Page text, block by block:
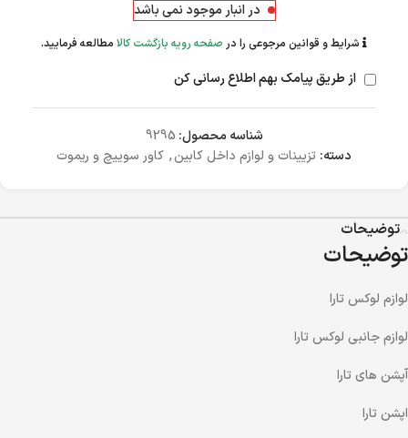
در انبار موجود نمی باشد
شرایط و قوانین مرجوعی را در صفحه رویه بازگشت کالا مطالعه فرمایید.
از طریق پیامک بهم اطلاع رسانی کن
شناسه محصول: 9295
دسته: تزیینات و لوازم داخل کابین, کاور سوییچ و ریموت
توضیحات
توضیحات
لوازم لوکس تارا
لوازم جانبی لوکس تارا
آپشن های تارا
اپشن تارا